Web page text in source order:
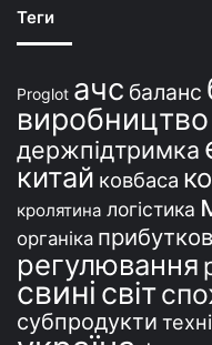
ї
Теги
Proglot ачс баланс
виробництво
держпідтримка
китай ковбаса
кролятина логістика
органіка
регулювання
свині світ
субпродукти